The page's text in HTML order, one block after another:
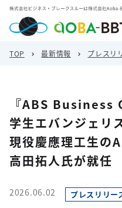
TOP 最新情報 プレスリ
『ABS Business
学生エバンジェリ
現役慶應理工生の
高田拓人氏が就任
2026.06.02 プレスリリー